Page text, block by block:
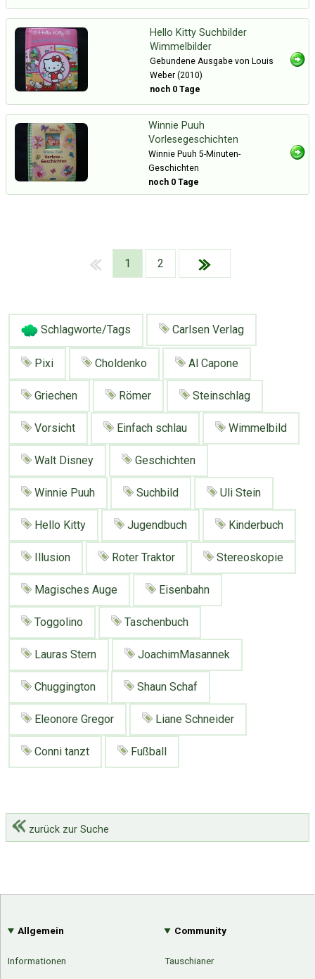
Mit Email Twitter
Google
Über Tauschbu↔de
Tauschbons
Presse News
Neue Artikel
Erweitere Suche
Suchanfragen
Kategoriewolke
Hello Kitty Suchbilder
Wimmelbilder
Gebundene Ausgabe von Louis
Weber (2010)
noch 0 Tage
Winnie Puuh
Vorlesegeschichten
Winnie Puuh 5-Minuten-
Geschichten
noch 0 Tage
1 2
Schlagworte/Tags Carlsen Verlag
Pixi Choldenko Al Capone
Griechen Römer Steinschlag
Vorsicht Einfach schlau Wimmelbild
Walt Disney Geschichten
Winnie Puuh Suchbild Uli Stein
Hello Kitty Jugendbuch Kinderbuch
Illusion Roter Traktor Stereoskopie
Magisches Auge Eisenbahn
Toggolino Taschenbuch
Lauras Stern JoachimMasannek
Chuggington Shaun Schaf
Eleonore Gregor Liane Schneider
Conni tanzt Fußball
zurück zur Suche
Allgemein
Informationen
Community
Tauschianer